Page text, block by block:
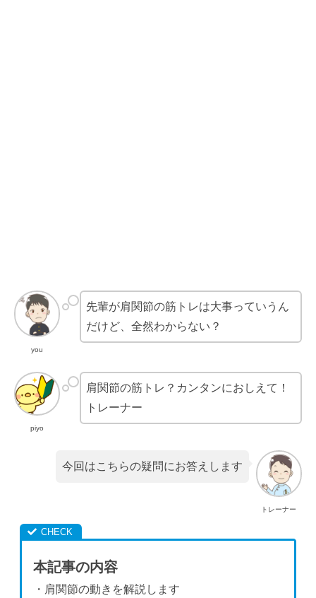
you
先輩が肩関節の筋トレは大事っていうん
だけど、全然わからない？
piyo
肩関節の筋トレ？カンタンにおしえて！
トレーナー
トレーナー
今回はこちらの疑問にお答えします
本記事の内容
・肩関節の動きを解説します